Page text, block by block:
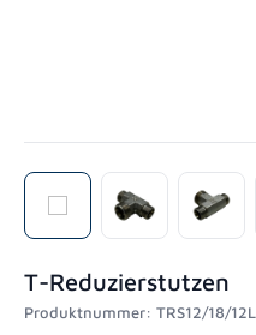
T-Reduzierstutzen
Produktnummer: TRS12/18/12L